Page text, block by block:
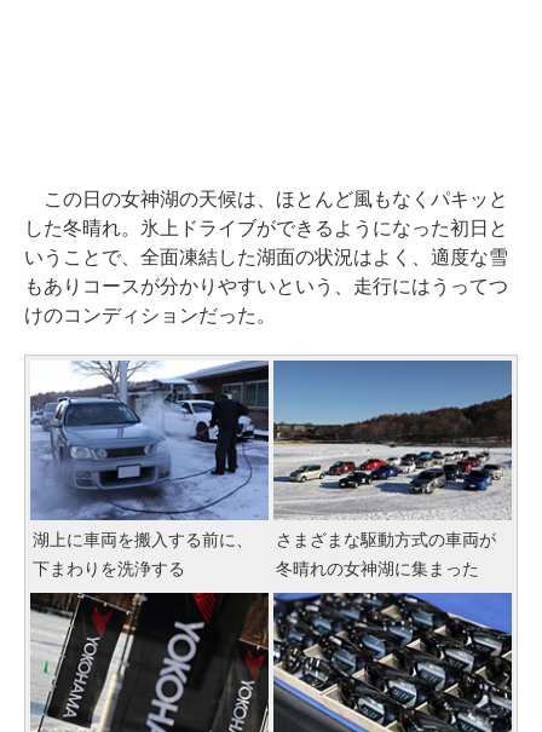
この日の女神湖の天候は、ほとんど風もなくパキッと
した冬晴れ。氷上ドライブができるようになった初日と
いうことで、全面凍結した湖面の状況はよく、適度な雪
もありコースが分かりやすいという、走行にはうってつ
けのコンディションだった。
湖上に車両を搬入する前に、
下まわりを洗浄する
さまざまな駆動方式の車両が
冬晴れの女神湖に集まった